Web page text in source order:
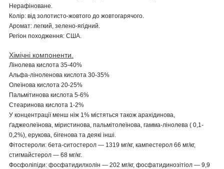
Нерафіноване.
Колір: від золотисто-жовтого до жовтогарячого.
Аромат: легкий, зелено-ягідний.
Регіон походження: США.
Хімічні компоненти.
Лінолева кислота 35-40%
Альфа-ліноленова кислота 30-35%
Олеїнова кислота 20-25%
Пальмітинова кислота 5-6%
Стеаринова кислота 1-2%
У концентрації менш ніж 1% містяться також арахідинова,
ґаджеолеїнова, міристинова, пальмітолеїнова, гамма-лінолева ( 0,1-
0,2%), ерукова, бігенова та деякі інші.
Фітостероли: бета-ситостерол — 1319 мг/кг, кампестерол 66 мг/кг,
стигмайстерол — 68 мг/кг.
Фосфоліпіди: фосфатидилхолін — 202 мг/кг, фосфатидинозітіол — 9,9